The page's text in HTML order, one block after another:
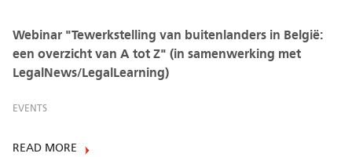
Webinar "Tewerkstelling van buitenlanders in België:
een overzicht van A tot Z" (in samenwerking met
LegalNews/LegalLearning)
EVENTS
READ MORE